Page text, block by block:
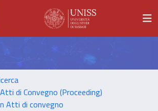
di Convegno (Proceeding)
Atti di convegno